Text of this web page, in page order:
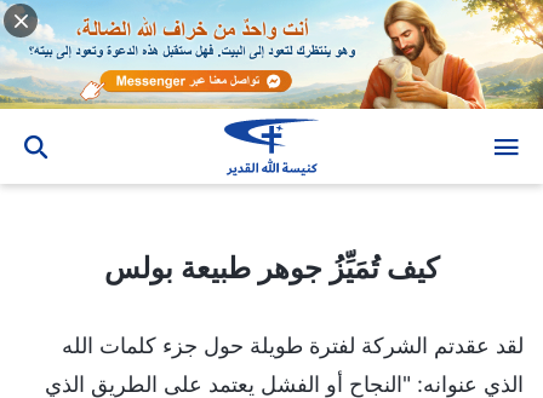
كيف تُمَيِّزُ جوهر طبيعة بولس
لقد عقدتم الشركة لفترة طويلة حول جزء كلمات الله
الذي عنوانه: "النجاح أو الفشل يعتمد على الطريق الذي